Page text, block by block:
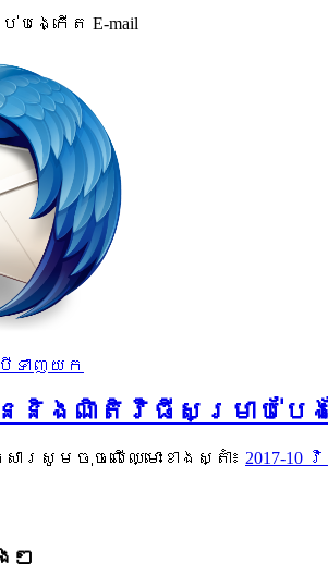
ង្កើត E-mail
ទាញយក
ធាននិងណិតិវិធីសម្រាប់
រសូមចុចលើឈ្មោះខាងស្តាំ៖ 2017-
ៗ